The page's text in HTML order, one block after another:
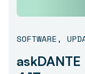
SOFTWARE,